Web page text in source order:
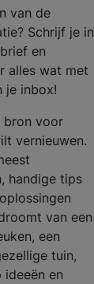
van de
Schrijf je in
en
alles wat met
je inbox!
bron voor
vernieuwen.
handige tips
van een
een
tuin,
en